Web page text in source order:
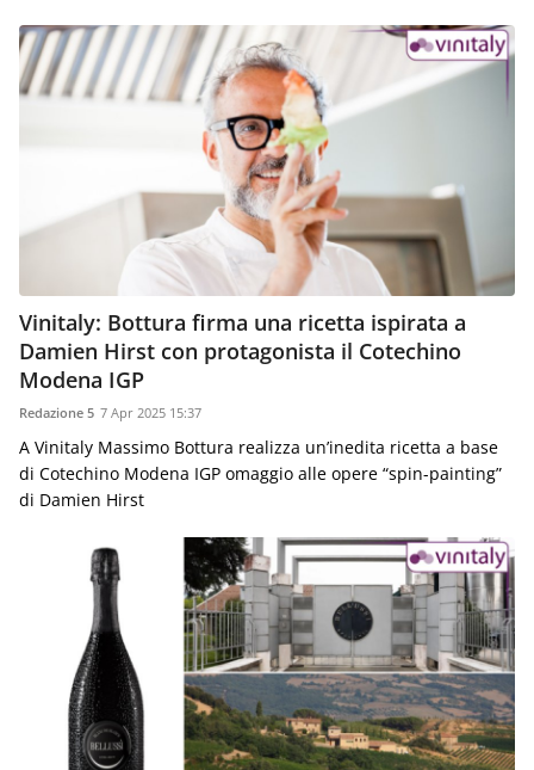
Vinitaly: Bottura firma una ricetta ispirata a
Damien Hirst con protagonista il Cotechino
Modena IGP
Redazione 5 7 Apr 2025 15:37
A Vinitaly Massimo Bottura realizza un’inedita ricetta a base
di Cotechino Modena IGP omaggio alle opere “spin-painting”
di Damien Hirst